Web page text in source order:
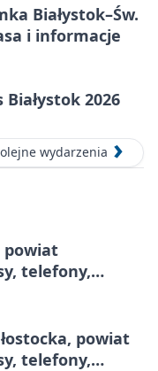
Białystok–Św.
i informacje
2026
wydarzenia
powiat
telefony,
powiat
telefony,